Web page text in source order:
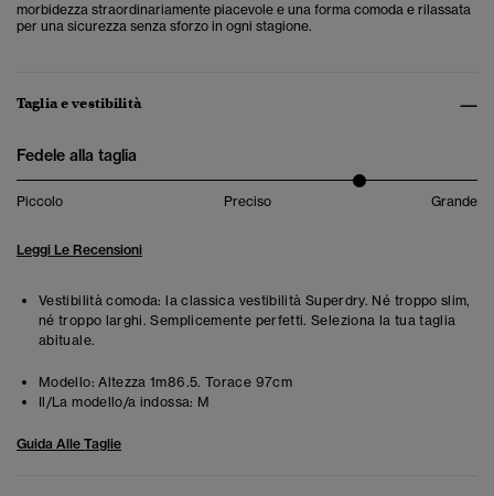
morbidezza straordinariamente piacevole e una forma comoda e rilassata
per una sicurezza senza sforzo in ogni stagione.
Taglia e vestibilità
Fedele alla taglia
Piccolo Preciso Grande
Leggi Le Recensioni
Vestibilità comoda: la classica vestibilità Superdry. Né troppo slim,
né troppo larghi. Semplicemente perfetti. Seleziona la tua taglia
abituale.
Modello: Altezza 1m86.5. Torace 97cm
Il/La modello/a indossa: M
Guida Alle Taglie